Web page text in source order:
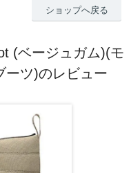
ショップへ戻る
(ベージュガム)(モ
ーツ)のレビュー